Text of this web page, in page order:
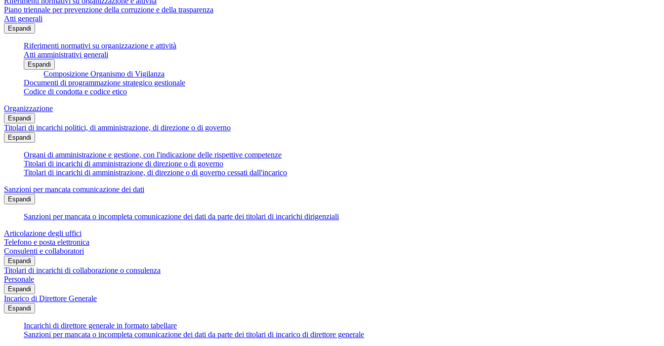
Piano triennale per prevenzione della corruzione e della trasparenza
Atti generali
Espandi
Riferimenti normativi su organizzazione e attività
Atti amministrativi generali
Espandi
Composizione Organismo di Vigilanza
Documenti di programmazione strategico gestionale
Codice di condotta e codice etico
Organizzazione
Espandi
Titolari di incarichi politici, di amministrazione, di direzione o di governo
Espandi
Organi di amministrazione e gestione, con l'indicazione delle rispettive competenze
Titolari di incarichi di amministrazione di direzione o di governo
Titolari di incarichi di amministrazione, di direzione o di governo cessati dall'incarico
Sanzioni per mancata comunicazione dei dati
Espandi
Sanzioni per mancata o incompleta comunicazione dei dati da parte dei titolari di incarichi dirigenziali
Articolazione degli uffici
Telefono e posta elettronica
Consulenti e collaboratori
Espandi
Titolari di incarichi di collaborazione o consulenza
Personale
Espandi
Incarico di Direttore Generale
Espandi
Incarichi di direttore generale in formato tabellare
Sanzioni per mancata o incompleta comunicazione dei dati da parte dei titolari di incarico di direttore generale